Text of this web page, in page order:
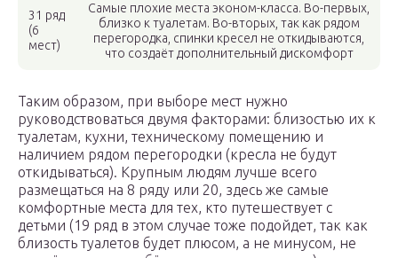
31 ряд
(6
мест)
Самые плохие места эконом-класса. Во-первых,
близко к туалетам. Во-вторых, так как рядом
перегородка, спинки кресел не откидываются,
что создаёт дополнительный дискомфорт
Таким образом, при выборе мест нужно
руководствоваться двумя факторами: близостью их к
туалетам, кухни, техническому помещению и
наличием рядом перегородки (кресла не будут
откидываться). Крупным людям лучше всего
размещаться на 8 ряду или 20, здесь же самые
комфортные места для тех, кто путешествует с
детьми (19 ряд в этом случае тоже подойдет, так как
близость туалетов будет плюсом, а не минусом, не